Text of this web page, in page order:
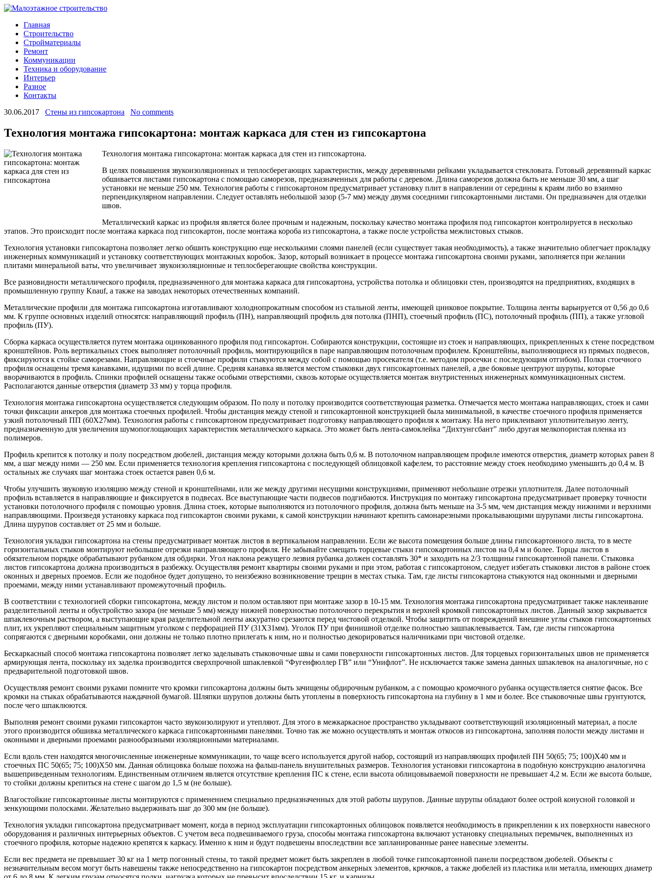
Главная
Строительство
Стройматериалы
Ремонт
Коммуникации
Техника и оборудование
Интерьер
Разное
Контакты
30.06.2017
Стены из гипсокартона No comments
Технология монтажа гипсокартона: монтаж каркаса для стен из гипсокартона
Технология монтажа гипсокартона: монтаж каркаса для стен из гипсокартона.
В целях повышения звукоизоляционных и теплосберегающих характеристик, между деревянными рейками укладывается стекловата. Готовый деревянный каркас
обшивается листами гипсокартона с помощью саморезов, предназначенных для работы с деревом. Длина саморезов должна быть не меньше 30 мм, а шаг
установки не меньше 250 мм. Технология работы с гипсокартоном предусматривает установку плит в направлении от середины к краям либо во взаимно
перпендикулярном направлении. Следует оставлять небольшой зазор (5-7 мм) между двумя соседними гипсокартонными листами. Он предназначен для отделки
швов.
Металлический каркас из профиля является более прочным и надежным, поскольку качество монтажа профиля под гипсокартон контролируется в несколько
этапов. Это происходит после монтажа каркаса под гипсокартон, после монтажа короба из гипсокартона, а также после устройства межлистовых стыков.
Технология установки гипсокартона позволяет легко обшить конструкцию еще несколькими слоями панелей (если существует такая необходимость), а также значительно облегчает прокладку
инженерных коммуникаций и установку соответствующих монтажных коробок. Зазор, который возникает в процессе монтажа гипсокартона своими руками, заполняется при желании
плитами минеральной ваты, что увеличивает звукоизоляционные и теплосберегающие свойства конструкции.
Все разновидности металлического профиля, предназначенного для монтажа каркаса для гипсокартона, устройства потолка и облицовки стен, производятся на предприятиях, входящих в
промышленную группу Knauf, а также на заводах некоторых отечественных компаний.
Металлические профили для монтажа гипсокартона изготавливают холоднопрокатным способом из стальной ленты, имеющей цинковое покрытие. Толщина ленты варьируется от 0,56 до 0,6
мм. К группе основных изделий относятся: направляющий профиль (ПН), направляющий профиль для потолка (ПНП), стоечный профиль (ПС), потолочный профиль (ПП), а также угловой
профиль (ПУ).
Сборка каркаса осуществляется путем монтажа оцинкованного профиля под гипсокартон. Собираются конструкции, состоящие из стоек и направляющих, прикрепленных к стене посредством
кронштейнов. Роль вертикальных стоек выполняет потолочный профиль, монтирующийся в паре направляющим потолочным профилем. Кронштейны, выполняющиеся из прямых подвесов,
фиксируются к стойке саморезами. Направляющие и стоечные профили стыкуются между собой с помощью просекателя (т.е. методом просечки с последующим отгибом). Полки стоечного
профиля оснащены тремя канавками, идущими по всей длине. Средняя канавка является местом стыковки двух гипсокартонных панелей, а две боковые центруют шурупы, которые
вворачиваются в профиль. Спинки профилей оснащены также особыми отверстиями, сквозь которые осуществляется монтаж внутристенных инженерных коммуникационных систем.
Располагаются данные отверстия (диаметр 33 мм) у торца профиля.
Технология монтажа гипсокартона осуществляется следующим образом. По полу и потолку производится соответствующая разметка. Отмечается место монтажа направляющих, стоек и сами
точки фиксации анкеров для монтажа стоечных профилей. Чтобы дистанция между стеной и гипсокартонной конструкцией была минимальной, в качестве стоечного профиля применяется
узкий потолочный ПП (60Х27мм). Технология работы с гипсокартоном предусматривает подготовку направляющего профиля к монтажу. На него приклеивают уплотнительную ленту,
предназначенную для увеличения шумопоглощающих характеристик металлического каркаса. Это может быть лента-самоклейка “Дихтунгсбант” либо другая мелкопористая пленка из
полимеров.
Профиль крепится к потолку и полу посредством дюбелей, дистанция между которыми должна быть 0,6 м. В потолочном направляющем профиле имеются отверстия, диаметр которых равен 8
мм, а шаг между ними — 250 мм. Если применяется технология крепления гипсокартона с последующей облицовкой кафелем, то расстояние между стоек необходимо уменьшить до 0,4 м. В
остальных же случаях шаг монтажа стоек остается равен 0,6 м.
Чтобы улучшить звуковую изоляцию между стеной и кронштейнами, или же между другими несущими конструкциями, применяют небольшие отрезки уплотнителя. Далее потолочный
профиль вставляется в направляющие и фиксируется в подвесах. Все выступающие части подвесов подгибаются. Инструкция по монтажу гипсокартона предусматривает проверку точности
установки потолочного профиля с помощью уровня. Длина стоек, которые выполняются из потолочного профиля, должна быть меньше на 3-5 мм, чем дистанция между нижними и верхними
направляющими. Произведя установку каркаса под гипсокартон своими руками, к самой конструкции начинают крепить самонарезными прокалывающими шурупами листы гипсокартона.
Длина шурупов составляет от 25 мм и больше.
Технология укладки гипсокартона на стены предусматривает монтаж листов в вертикальном направлении. Если же высота помещения больше длины гипсокартонного листа, то в месте
горизонтальных стыков монтируют небольшие отрезки направляющего профиля. Не забывайте смещать торцевые стыки гипсокартонных листов на 0,4 м и более. Торцы листов в
обязательном порядке обрабатывают рубанком для обдирки. Угол наклона режущего лезвия рубанка должен составлять 30* и заходить на 2/3 толщины гипсокартонной панели. Стыковка
листов гипсокартона должна производиться в разбежку. Осуществляя ремонт квартиры своими руками и при этом, работая с гипсокартоном, следует избегать стыковки листов в районе стоек
оконных и дверных проемов. Если же подобное будет допущено, то неизбежно возникновение трещин в местах стыка. Там, где листы гипсокартона стыкуются над оконными и дверными
проемами, между ними устанавливают промежуточный профиль.
В соответствии с технологией сборки гипсокартона, между листом и полом оставляют при монтаже зазор в 10-15 мм. Технология монтажа гипсокартона предусматривает также наклеивание
разделительной ленты и обустройство зазора (не меньше 5 мм) между нижней поверхностью потолочного перекрытия и верхней кромкой гипсокартонных листов. Данный зазор закрывается
шпаклевочным раствором, а выступающие края разделительной ленты аккуратно срезаются перед чистовой отделкой. Чтобы защитить от повреждений внешние углы стыков гипсокартонных
плит, их укрепляют специальным защитным уголком с перфорацией ПУ (31Х31мм). Уголок ПУ при финишной отделке полностью зашпаклевывается. Там, где листы гипсокартона
сопрягаются с дверными коробками, они должны не только плотно прилегать к ним, но и полностью декорироваться наличниками при чистовой отделке.
Бескаркасный способ монтажа гипсокартона позволяет легко заделывать стыковочные швы и сами поверхности гипсокартонных листов. Для торцевых горизонтальных швов не применяется
армирующая лента, поскольку их заделка производится сверхпрочной шпаклевкой “Фугенфюллер ГВ” или “Унифлот”. Не исключается также замена данных шпаклевок на аналогичные, но с
предварительной подготовкой швов.
Осуществляя ремонт своими руками помните что кромки гипсокартона должны быть зачищены обдирочным рубанком, а с помощью кромочного рубанка осуществляется снятие фасок. Все
кромки на стыках обрабатываются наждачной бумагой. Шляпки шурупов должны быть утоплены в поверхность гипсокартона на глубину в 1 мм и более. Все стыковочные швы грунтуются,
после чего шпаклюются.
Выполняя ремонт своими руками гипсокартон часто звукоизолируют и утепляют. Для этого в межкаркасное пространство укладывают соответствующий изоляционный материал, а после
этого производится обшивка металлического каркаса гипсокартонными панелями. Точно так же можно осуществлять и монтаж откосов из гипсокартона, заполняя полости между листами и
оконными и дверными проемами разнообразными изоляционными материалами.
Если вдоль стен находятся многочисленные инженерные коммуникации, то чаще всего используется другой набор, состоящий из направляющих профилей ПН 50(65; 75; 100)Х40 мм и
стоечных ПС 50(65; 75; 100)Х50 мм. Данная облицовка больше похожа на фальш-панель внушительных размеров. Технология установки гипсокартона в подобную конструкцию аналогична
вышеприведенным технологиям. Единственным отличием является отсутствие крепления ПС к стене, если высота облицовываемой поверхности не превышает 4,2 м. Если же высота больше,
то стойки должны крепиться на стене с шагом до 1,5 м (не больше).
Влагостойкие гипсокартонные листы монтируются с применением специально предназначенных для этой работы шурупов. Данные шурупы обладают более острой конусной головкой и
зенкующими полосками. Желательно выдерживать шаг до 300 мм (не больше).
Технология укладки гипсокартона предусматривает момент, когда в период эксплуатации гипсокартонных облицовок появляется необходимость в прикреплении к их поверхности навесного
оборудования и различных интерьерных объектов. С учетом веса подвешиваемого груза, способы монтажа гипсокартона включают установку специальных перемычек, выполненных из
стоечного профиля, которые надежно крепятся к каркасу. Именно к ним и будут подвешены впоследствии все запланированные ранее навесные элементы.
Если вес предмета не превышает 30 кг на 1 метр погонный стены, то такой предмет может быть закреплен в любой точке гипсокартонной панели посредством дюбелей. Объекты с
незначительным весом могут быть навешены также непосредственно на гипсокартон посредством анкерных элементов, крючков, а также дюбелей из пластика или металла, имеющих диаметр